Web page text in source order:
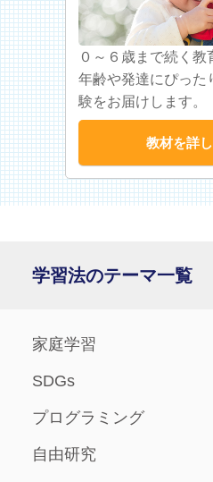
０～６歳まで続く教
年齢や発達にぴった
験をお届けします。
教材を詳
学習法のテーマ一覧
家庭学習
SDGs
プログラミング
自由研究